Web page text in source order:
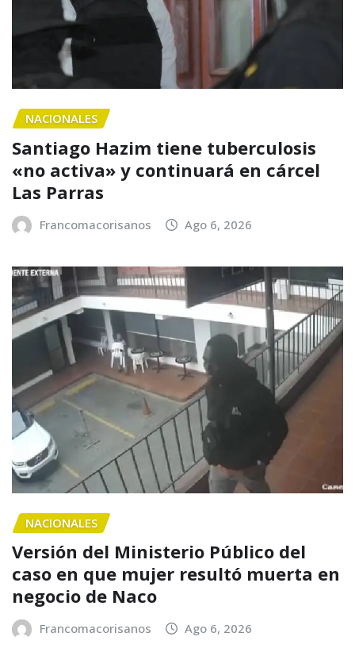
NACIONALES
Santiago Hazim tiene tuberculosis
«no activa» y continuará en cárcel
Las Parras
Francomacorisanos Ago 6, 2026
NACIONALES
Versión del Ministerio Público del
caso en que mujer resultó muerta en
negocio de Naco
Francomacorisanos Ago 6, 2026